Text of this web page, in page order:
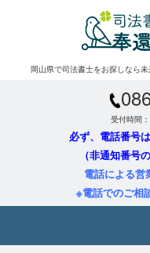
岡山県で司法書士をお探しなら
受付時間
必ず、電話番号
（非通知番号
電話による営
※電話でのご相